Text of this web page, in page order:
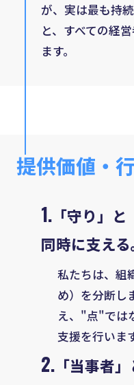
が、実は最も持
と、 すべての経
ます。
提供価値・
1.「守り」と
同時に支える
私たちは、組
め）を分断し
え、"点"では
支援を行います
2.「当事者」